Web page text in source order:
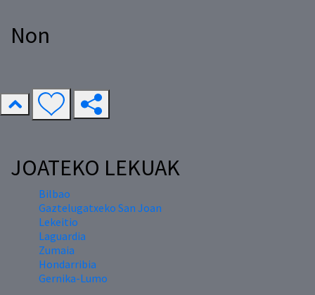
Non
JOATEKO LEKUAK
Bilbao
Gaztelugatxeko San Joan
Lekeitio
Laguardia
Zumaia
Hondarribia
Gernika-Lumo